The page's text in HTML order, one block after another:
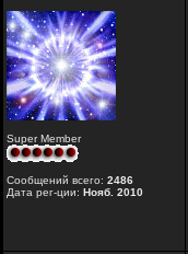
Super Member
Сообщений всего: 2486
Дата рег-ции: Нояб. 2010